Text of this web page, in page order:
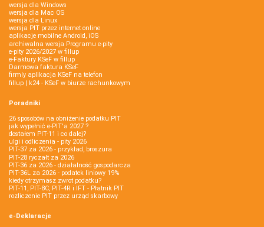
wersja dla Windows
wersja dla Mac OS
wersja dla Linux
wersja PIT przez internet online
aplikacje mobilne Android, iOS
archiwalna wersja Programu e-pity
e-pity 2026/2027 w fillup
e‑Faktury KSeF w fillup
Darmowa faktura KSeF
firmly aplikacja KSeF na telefon
fillup | k24 - KSeF w biurze rachunkowym
Poradniki
26 sposobów na obniżenie podatku PIT
jak wypełnić e-PIT'a 2027 ?
dostałem PIT-11 i co dalej?
ulgi i odliczenia - pity 2026
PIT-37 za 2026 - przykład, broszura
PIT-28 ryczałt za 2026
PIT-36 za 2026 - działalność gospodarcza
PIT-36L za 2026 - podatek liniowy 19%
kiedy otrzymasz zwrot podatku?
PIT-11, PIT-8C, PIT-4R i IFT - Płatnik PIT
rozliczenie PIT przez urząd skarbowy
e-Deklaracje